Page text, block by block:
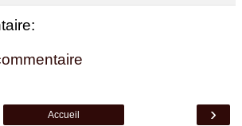
›
Accueil